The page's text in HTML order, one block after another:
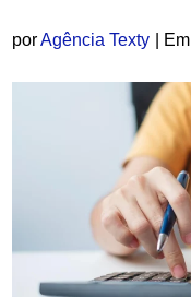
porAgência Texty | Em